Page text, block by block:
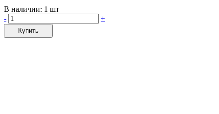
В наличии: 1 шт
-
+
Купить